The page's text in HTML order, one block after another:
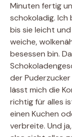
Minuten fertig
schokoladig. Ich
bis sie leicht
weiche,
besessen bin.
der
lässt mich die
richtig für alles
einen Kuchen
verbreite. Und